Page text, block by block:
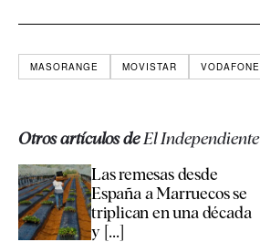
MASORANGE MOVISTAR VODAFONE
Otros artículos deEl Independiente
Las remesas desde
España a Marruecos se
triplican en una década
y [...]